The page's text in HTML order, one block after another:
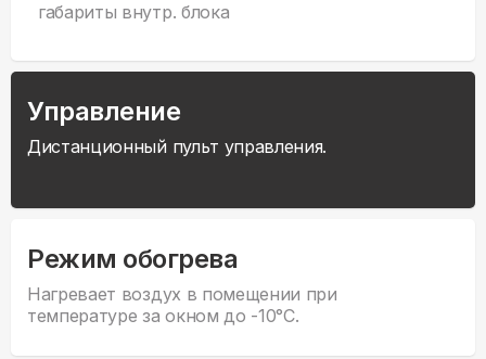
габариты внутр. блока
Управление
Дистанционный пульт управления.
Режим обогрева
Нагревает воздух в помещении при
температуре за окном до -10°С.